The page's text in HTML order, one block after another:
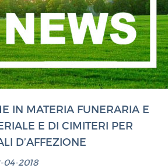
IN MATERIA FUNERARIA E
E DI CIMITERI PER
D’AFFEZIONE
04-2018